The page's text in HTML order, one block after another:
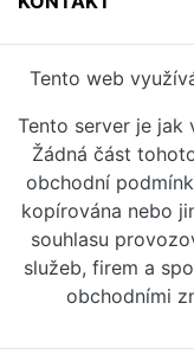
Tento web
Tento server je jak
Žádná část
obchodní
kopírována nebo
souhlasu
služeb, firem a
obchodními